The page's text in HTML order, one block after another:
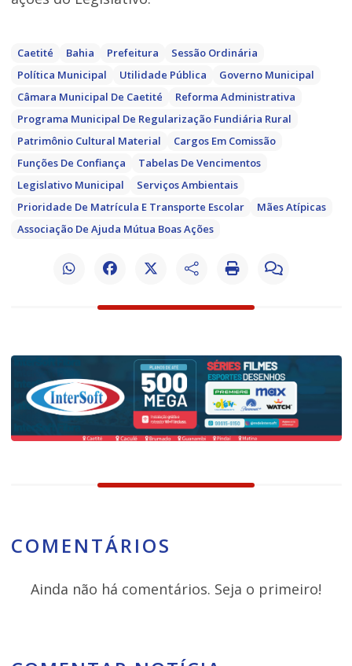
Caetité Bahia Prefeitura
Sessão Ordinária
Política Municipal
Utilidade Pública
Governo Municipal
Câmara Municipal De Caetité
Reforma Administrativa
Programa Municipal De Regularização Fundiária Rural
Patrimônio Cultural Material
Cargos Em Comissão
Funções De Confiança
Tabelas De Vencimentos
Legislativo Municipal
Serviços Ambientais
Prioridade De Matrícula E Transporte Escolar
Mães Atípicas
Associação De Ajuda Mútua Boas Ações
COMENTÁRIOS
Ainda não há comentários. Seja o primeiro!